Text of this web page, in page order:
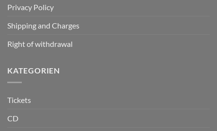
Privacy Policy
Shipping and Charges
Right of withdrawal
KATEGORIEN
Tickets
CD